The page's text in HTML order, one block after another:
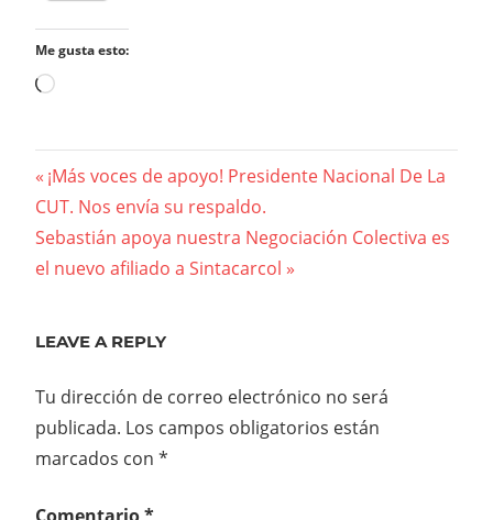
Me gusta esto:
Cargando...
Navegación
de
entradas
Previous
Post:
¡Más voces de apoyo! Presidente Nacional De La
CUT. Nos envía su respaldo.
Next
Post:
Sebastián apoya nuestra Negociación Colectiva es
el nuevo afiliado a Sintacarcol
LEAVE A REPLY
Tu dirección de correo electrónico no será
publicada. Los campos obligatorios están
marcados con *